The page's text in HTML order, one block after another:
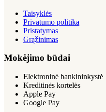
Taisyklės
Privatumo politika
Pristatymas
Grąžinimas
Mokėjimo būdai
Elektroninė bankininkystė
Kreditinės kortelės
Apple Pay
Google Pay